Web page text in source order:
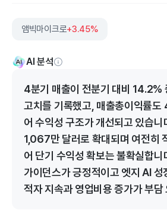
앰빅마이크로+3.45%
AI 분석
4분기 매출이 전분기 대비 14.2%
고치를 기록했고, 매출총이익률도
어 수익성 구조가 개선되고 있습니
1,067만 달러로 확대되며 여전히
어 단기 수익성 확보는 불확실합
가이던스가 긍정적이고 엣지 AI 성
적자 지속과 영업비용 증가가 부담